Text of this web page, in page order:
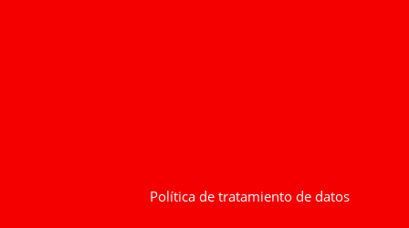
Política de tratamiento de datos